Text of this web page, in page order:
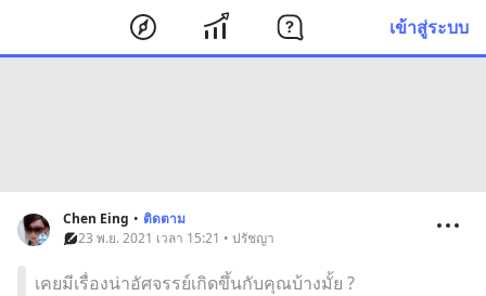
เข้าสู่ระบบ
Chen Eing • ติดตาม
23 พ.ย. 2021 เวลา 15:21 • ปรัชญา
เคยมีเรื่องน่าอัศจรรย์เกิดขึ้นกับคุณบ้างมั้ย ?